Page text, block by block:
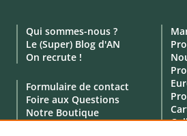
Qui sommes-nous ?
Le (Super) Blog d'AN
On recrute !
Formulaire de contact
Foire aux Questions
Notre Boutique
Click & Collect